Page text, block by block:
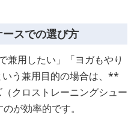
スでの選び方
兼用したい」「ヨガもやり
う兼用目的の場合は、**
クロストレーニングシュー
が効率的です。